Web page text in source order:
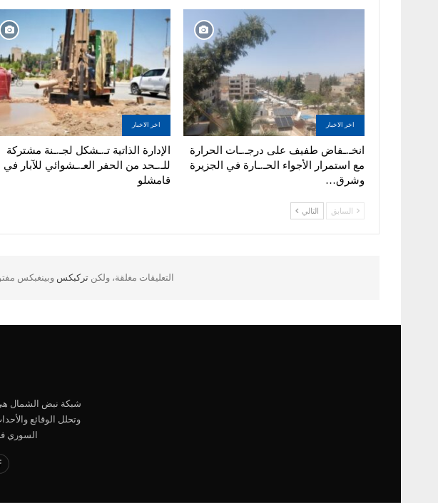
اخر الاخبار
انخـ.ـفاض طفيف على درجـ.ـات الحرارة
مع استمرار الأجواء الحـ.ـارة في الجزيرة
وشرق…
اخر الاخبار
الإدارة الذاتية تـ.ـشكل لجـ.ـنة مشتركة
للـ.ـحد من الحفر العـ.ـشوائي للآبار في
قامشلو
السابق التالي
التعليقات مغلقة، ولكن تركبكس وبينغبكس
شبكة نبض الشمال هي
وتحلل الوقائع
السوري